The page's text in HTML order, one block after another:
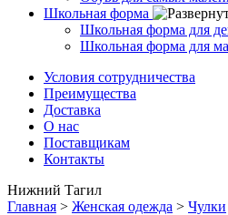
Школьная форма
Школьная форма для
Школьная форма для
Условия сотрудничества
Преимущества
Доставка
О нас
Поставщикам
Контакты
Нижний Тагил
Главная > Женская одежда > Чулки